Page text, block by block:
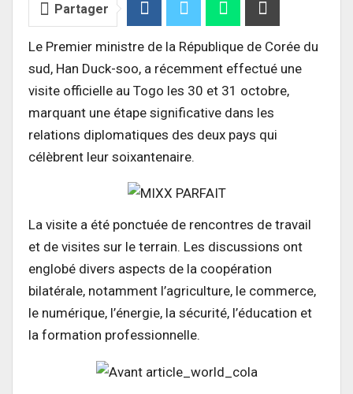
Partager
Le Premier ministre de la République de Corée du
sud, Han Duck-soo, a récemment effectué une
visite officielle au Togo les 30 et 31 octobre,
marquant une étape significative dans les
relations diplomatiques des deux pays qui
célèbrent leur soixantenaire.
La visite a été ponctuée de rencontres de travail
et de visites sur le terrain. Les discussions ont
englobé divers aspects de la coopération
bilatérale, notamment l’agriculture, le commerce,
le numérique, l’énergie, la sécurité, l’éducation et
la formation professionnelle.